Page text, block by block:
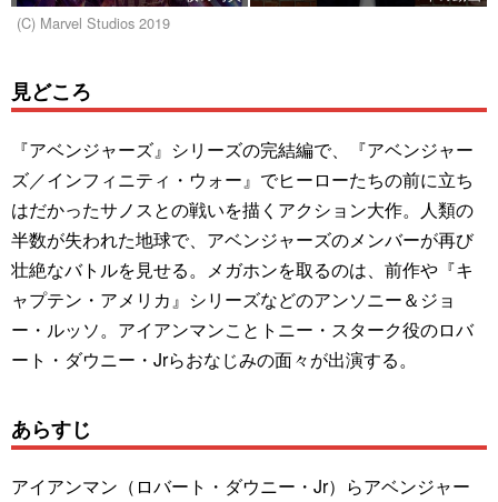
(C) Marvel Studios 2019
見どころ
『アベンジャーズ』シリーズの完結編で、『アベンジャー
ズ／インフィニティ・ウォー』でヒーローたちの前に立ち
はだかったサノスとの戦いを描くアクション大作。人類の
半数が失われた地球で、アベンジャーズのメンバーが再び
壮絶なバトルを見せる。メガホンを取るのは、前作や『キ
ャプテン・アメリカ』シリーズなどのアンソニー＆ジョ
ー・ルッソ。アイアンマンことトニー・スターク役のロバ
ート・ダウニー・Jrらおなじみの面々が出演する。
あらすじ
アイアンマン（ロバート・ダウニー・Jr）らアベンジャー